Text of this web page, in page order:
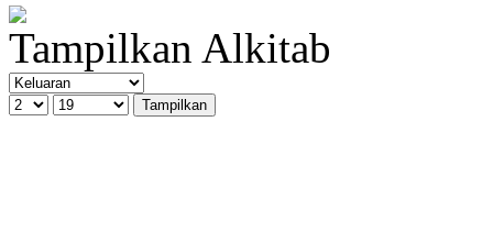
Tampilkan Alkitab